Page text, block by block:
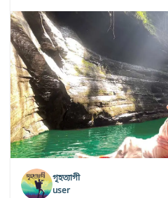
গৃহত্যাগী
user